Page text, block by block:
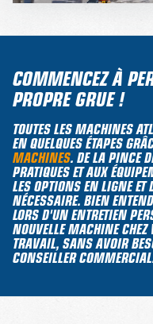
COMMENCEZ À
PROPRE GRUE !
TOUTES LES MACHINES
EN QUELQUES ÉTAPES
MACHINES. DE LA PINCE
PRATIQUES ET AUX
LES OPTIONS EN LIGNE
NÉCESSAIRE. BIEN
LORS D'UN ENTRETIEN
NOUVELLE MACHINE CHEZ
TRAVAIL, SANS AVOIR
CONSEILLER